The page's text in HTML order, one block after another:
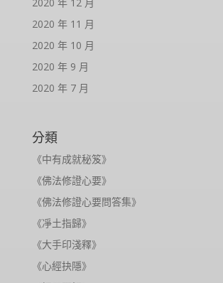
2020 年 12 月
2020 年 11 月
2020 年 10 月
2020 年 9 月
2020 年 7 月
分類
《中有成就秘笈》
《佛法修證心要》
《佛法修證心要問答集》
《凈土指歸》
《大手印淺釋》
《心經抉隱》